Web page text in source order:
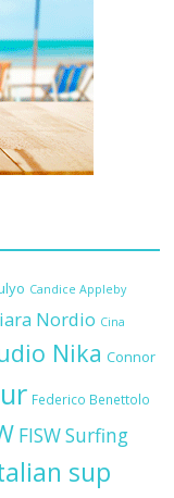
Candice Appleby
Nordio Cina
Nika Connor
Federico Benettolo
FISW Surfing
sup